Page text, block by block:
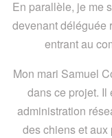
En parallèle, je me
devenant déléguée
entrant au
Mon mari Samuel
dans ce projet. Il
administration
des chiens et aux